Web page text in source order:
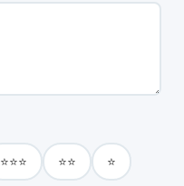
⭐⭐⭐ ⭐⭐ ⭐